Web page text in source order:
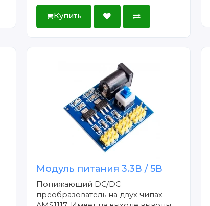
Купить
Модуль питания 3.3В / 5В
Понижающий DC/DC
преобразователь на двух чипах